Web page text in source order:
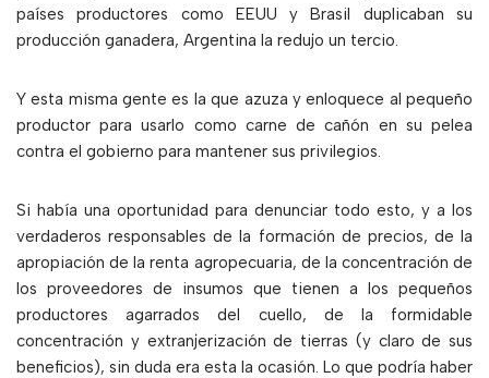
países productores como EEUU y Brasil duplicaban su
producción ganadera, Argentina la redujo un tercio.
Y esta misma gente es la que azuza y enloquece al pequeño
productor para usarlo como carne de cañón en su pelea
contra el gobierno para mantener sus privilegios.
Si había una oportunidad para denunciar todo esto, y a los
verdaderos responsables de la formación de precios, de la
apropiación de la renta agropecuaria, de la concentración de
los proveedores de insumos que tienen a los pequeños
productores agarrados del cuello, de la formidable
concentración y extranjerización de tierras (y claro de sus
beneficios), sin duda era esta la ocasión. Lo que podría haber